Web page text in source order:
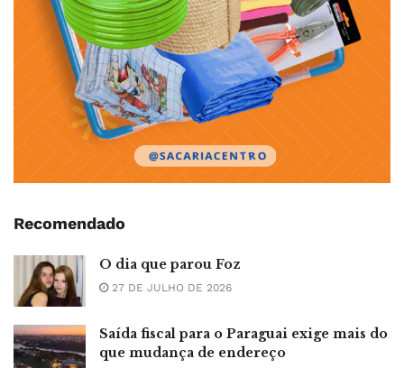
Recomendado
O dia que parou Foz
27 DE JULHO DE 2026
Saída fiscal para o Paraguai exige mais do
que mudança de endereço